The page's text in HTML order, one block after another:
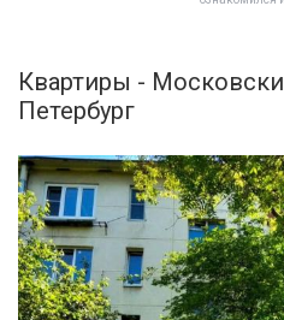
Квартиры -
Петербург